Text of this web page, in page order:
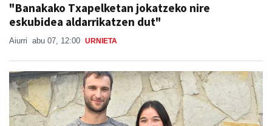
"Banakako Txapelketan jokatzeko nire
eskubidea aldarrikatzen dut"
Aiurri abu 07, 12:00 URNIETA